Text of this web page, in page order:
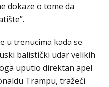
dokaze o tome da
u trenucima kada se
balistički udar velikih
uputio direktan apel
Trampu, tražeći